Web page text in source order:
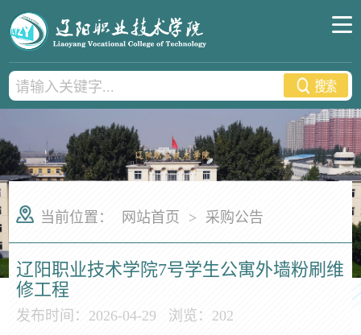
当前位置： 网站首页 > 采购公告
辽阳职业技术学院7号学生公寓外墙粉刷维
修工程
发布时间：2026-04-29 浏览： 202